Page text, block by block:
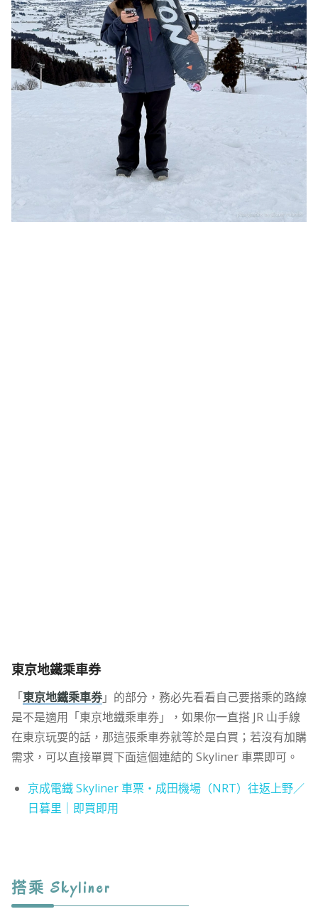
東京地鐵乘車券
「東京地鐵乘車券」的部分，務必先看看自己要搭乘的路線
是不是適用「東京地鐵乘車券」，如果你一直搭 JR 山手線
在東京玩耍的話，那這張乘車券就等於是白買；若沒有加購
需求，可以直接單買下面這個連結的 Skyliner 車票即可。
京成電鐵 Skyliner 車票・成田機場（NRT）往返上野／
日暮里｜即買即用
搭乘 Skyliner